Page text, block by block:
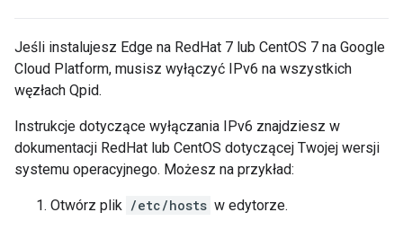
Jeśli instalujesz Edge na RedHat 7 lub CentOS 7 na Google
Cloud Platform, musisz wyłączyć IPv6 na wszystkich
węzłach Qpid.
Instrukcje dotyczące wyłączania IPv6 znajdziesz w
dokumentacji RedHat lub CentOS dotyczącej Twojej wersji
systemu operacyjnego. Możesz na przykład:
Otwórz plik /etc/hosts w edytorze.